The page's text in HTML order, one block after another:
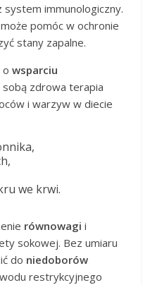
system immunologiczny.
pomóc w ochronie
stany zapalne.
owsparciu
zdrowa terapia
i warzyw w diecie
we krwi.
równowagi i
sokowej. Bez umiaru
do niedoborów
restrykcyjnego